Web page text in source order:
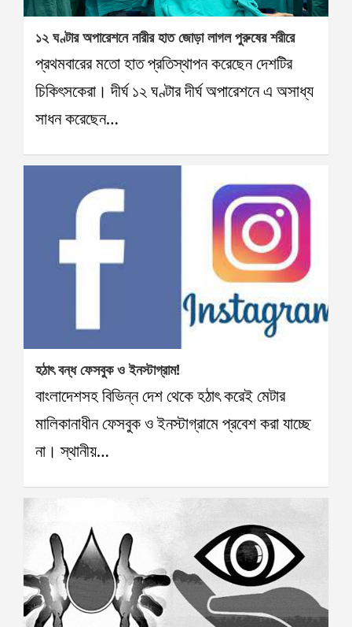
১২ ঘণ্টার অপারেশনে নারীর হাত জোড়া লাগল পুরুষের শরীরে
প্রথমবারের মতো হাত প্রতিস্থাপন করেছেন দেশটির
চিকিৎসকেরা। দীর্ঘ ১২ ঘণ্টার দীর্ঘ অপারেশনে এ অসাধ্য
সাধন করেছেন…
হঠাৎ বন্ধ ফেসবুক ও ইনস্টাগ্রাম!
বাংলাদেশসহ বিভিন্ন দেশ থেকে হঠাৎ করেই মেটার
মালিকানাধীন ফেসবুক ও ইনস্টাগ্রামে প্রবেশ করা যাচ্ছে
না। স্থানীয়…